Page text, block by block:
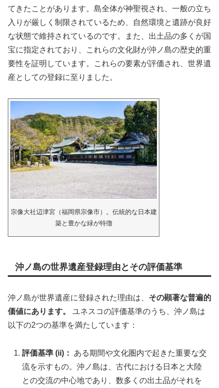
てきたことがあります。島全体が神聖視され、一般の立ち
入りが厳しく制限されているため、自然環境と遺跡が良好
な状態で維持されているのです。また、出土品の多くが国
宝に指定されており、これらの文化財が沖ノ島の歴史的重
要性を証明しています。これらの要素が評価され、世界遺
産としての登録に至りました。
宗像大社辺津宮（福岡県宗像市）。伝統的な日本建
築と豊かな緑が特徴
沖ノ島の世界遺産登録理由とその評価基準
沖ノ島が世界遺産に登録された理由は、 その顕著な普遍的
価値にあります。
ユネスコの評価基準のうち、沖ノ島は
以下の2つの基準を満たしています：
評価基準 (ii)：
ある期間や文化圏内で起きた重要な交
流を示すもの。沖ノ島は、古代における日本と大陸
との交流の中心地であり、数多くの出土品がそれを